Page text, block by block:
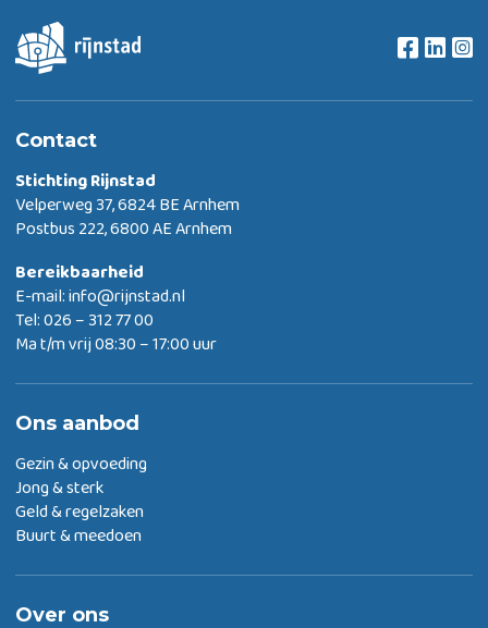
Contact
Stichting Rijnstad
Velperweg 37, 6824 BE Arnhem
Postbus 222, 6800 AE Arnhem
Bereikbaarheid
E-mail:info@rijnstad.nl
Tel: 026 – 312 77 00
Ma t/m vrij 08:30 – 17:00 uur
Ons aanbod
Gezin & opvoeding
Jong & sterk
Geld & regelzaken
Buurt & meedoen
Over ons